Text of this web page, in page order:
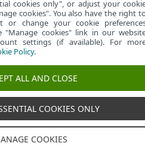
ESETナレッジベース
cookies only", or adjust your
cookies". You also have the right
or change your cookie
"Manage cookies" link in our
settings (if available). For
Policy.
ALL AND CLOSE
COOKIES ONLY
COOKIES